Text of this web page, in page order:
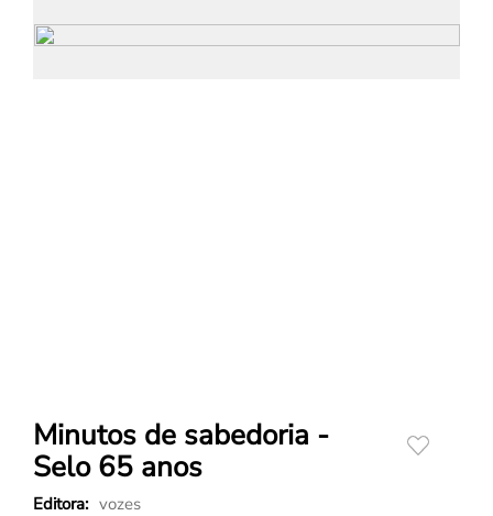
Minutos de sabedoria -
Selo 65 anos
vozes